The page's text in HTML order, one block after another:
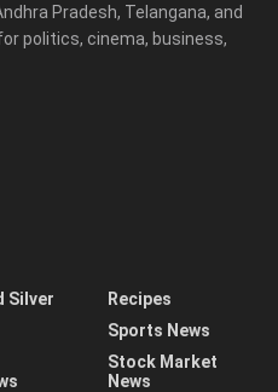
Pradesh, Telangana, and
politics, cinema, business,
Silver
Recipes
Sports News
Stock Market
News